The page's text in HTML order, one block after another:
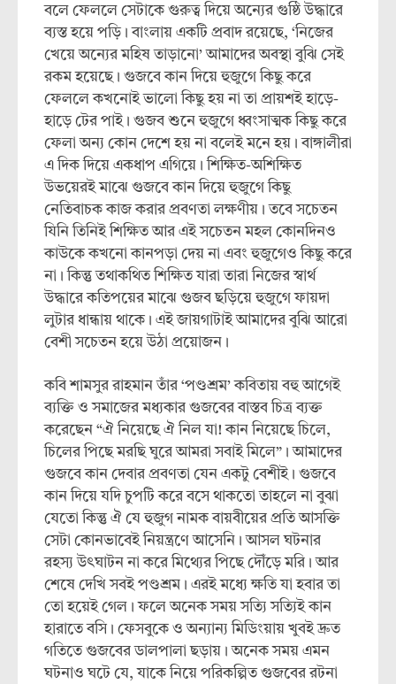
বলে ফেললে সেটাকে গুরুত্ব দিয়ে অন্যের গুষ্ঠি উদ্ধারে
ব্যস্ত হয়ে পড়ি। বাংলায় একটি প্রবাদ রয়েছে, ‘নিজের
খেয়ে অন্যের মহিষ তাড়ানো’ আমাদের অবস্থা বুঝি সেই
রকম হয়েছে। গুজবে কান দিয়ে হুজুগে কিছু করে
ফেললে কখনোই ভালো কিছু হয় না তা প্রায়শই হাড়ে-
হাড়ে টের পাই। গুজব শুনে হুজুগে ধ্বংসাত্মক কিছু করে
ফেলা অন্য কোন দেশে হয় না বলেই মনে হয়। বাঙ্গালীরা
এ দিক দিয়ে একধাপ এগিয়ে। শিক্ষিত-অশিক্ষিত
উভয়েরই মাঝে গুজবে কান দিয়ে হুজুগে কিছু
নেতিবাচক কাজ করার প্রবণতা লক্ষণীয়। তবে সচেতন
যিনি তিনিই শিক্ষিত আর এই সচেতন মহল কোনদিনও
কাউকে কখনো কানপড়া দেয় না এবং হুজুগেও কিছু করে
না। কিন্তু তথাকথিত শিক্ষিত যারা তারা নিজের স্বার্থ
উদ্ধারে কতিপয়ের মাঝে গুজব ছড়িয়ে হুজুগে ফায়দা
লুটার ধান্ধায় থাকে। এই জায়গাটাই আমাদের বুঝি আরো
বেশী সচেতন হয়ে উঠা প্রয়োজন।
কবি শামসুর রাহমান তাঁর ‘পণ্ডশ্রম’ কবিতায় বহু আগেই
ব্যক্তি ও সমাজের মধ্যকার গুজবের বাস্তব চিত্র ব্যক্ত
করেছেন “ঐ নিয়েছে ঐ নিল যা! কান নিয়েছে চিলে,
চিলের পিছে মরছি ঘুরে আমরা সবাই মিলে”। আমাদের
গুজবে কান দেবার প্রবণতা যেন একটু বেশীই। গুজবে
কান দিয়ে যদি চুপটি করে বসে থাকতো তাহলে না বুঝা
যেতো কিন্তু ঐ যে হুজুগ নামক বায়বীয়ের প্রতি আসক্তি
সেটা কোনভাবেই নিয়ন্ত্রণে আসেনি। আসল ঘটনার
রহস্য উৎঘাটন না করে মিথ্যের পিছে দৌঁড়ে মরি। আর
শেষে দেখি সবই পণ্ডশ্রম। এরই মধ্যে ক্ষতি যা হবার তা
তো হয়েই গেল। ফলে অনেক সময় সত্যি সত্যিই কান
হারাতে বসি। ফেসবুকে ও অন্যান্য মিডিংয়ায় খুবই দ্রুত
গতিতে গুজবের ডালপালা ছড়ায়। অনেক সময় এমন
ঘটনাও ঘটে যে, যাকে নিয়ে পরিকল্পিত গুজবের রটনা